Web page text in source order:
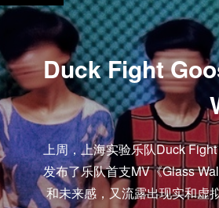
Duck Fight
上周，上海实验乐队Duck
发布了乐队首支MV《Glass
和未来感，又流露出现实和虚